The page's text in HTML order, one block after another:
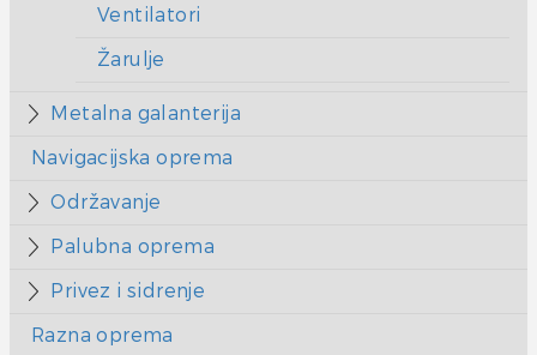
Ventilatori
Žarulje
Metalna galanterija
Navigacijska oprema
Održavanje
Palubna oprema
Privez i sidrenje
Razna oprema